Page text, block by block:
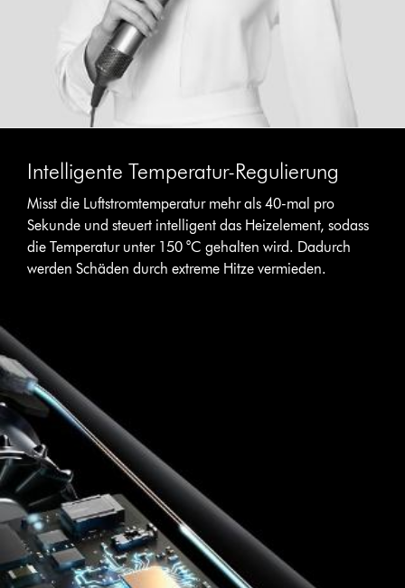
Intelligente Temperatur-Regulierung
Misst die Luftstromtemperatur mehr als 40-mal pro
Sekunde und steuert intelligent das Heizelement, sodass
die Temperatur unter 150 °C gehalten wird. Dadurch
werden Schäden durch extreme Hitze vermieden.